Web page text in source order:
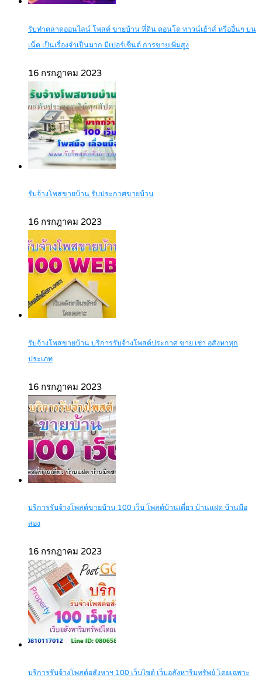
รับทำตลาดออนไลน์ โพสต์ ขายบ้าน ที่ดิน คอนโด ทาวน์เฮ้าส์ หรืออื่นๆ บน
เน็ต เป็นเรื่องจำเป็นมาก มีเปอร์เซ็นต์ การขายเพิ่มสูง
16 กรกฎาคม 2023
รับจ้างโพสขายบ้าน รับประกาศขายบ้าน
16 กรกฎาคม 2023
รับจ้างโพสขายบ้าน บริการรับจ้างโพสต์ประกาศ ขาย เช่า อสังหาทุก
ประเภท
16 กรกฎาคม 2023
บริการรับจ้างโพสต์ขายบ้าน 100 เว็บ โพสต์บ้านเดี่ยว บ้านแฝด บ้านมือ
สอง
16 กรกฎาคม 2023
บริการรับจ้างโพสต์อสังหาฯ 100 เว็บไซต์ เว็บอสังหาริมทรัพย์ โดยเฉพาะ